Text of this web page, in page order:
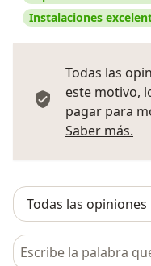
Instalaciones
Todas las
este motivo,
pagar para
Saber más.
Busca en opiniones